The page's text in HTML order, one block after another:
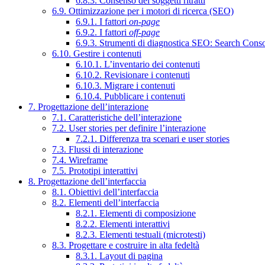
6.9. Ottimizzazione per i motori di ricerca (SEO)
6.9.1. I fattori on-page
6.9.2. I fattori off-page
6.9.3. Strumenti di diagnostica SEO: Search
6.10. Gestire i contenuti
6.10.1. L’inventario dei contenuti
6.10.2. Revisionare i contenuti
6.10.3. Migrare i contenuti
6.10.4. Pubblicare i contenuti
7. Progettazione dell’interazione
7.1. Caratteristiche dell’interazione
7.2. User stories per definire l’interazione
7.2.1. Differenza tra scenari e user stories
7.3. Flussi di interazione
7.4. Wireframe
7.5. Prototipi interattivi
8. Progettazione dell’interfaccia
8.1. Obiettivi dell’interfaccia
8.2. Elementi dell’interfaccia
8.2.1. Elementi di composizione
8.2.2. Elementi interattivi
8.2.3. Elementi testuali (microtesti)
8.3. Progettare e costruire in alta fedeltà
8.3.1. Layout di pagina